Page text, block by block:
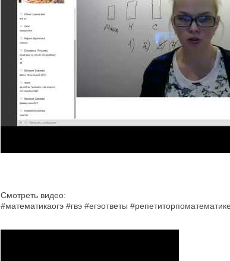
Смотреть видео:
#математикаогэ #гвэ #егэответы